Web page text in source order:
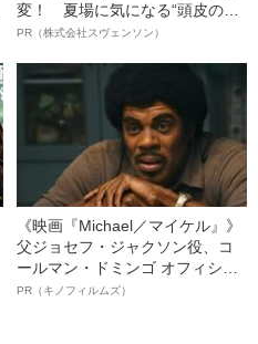
変！ 夏場に気になる“頭皮のニ
オイ”や“ベタつき”を解消す
ト”が生み出した徹底ケアとは
PR（株式会社スヴェンソン）
《映画『Michael／マイケル』》
父ジョセフ・ジャクソン役、コ
ールマン・ドミンゴ オフィシャ
ルインタビュー“観客を魅了した
PR（キノフィルムズ）